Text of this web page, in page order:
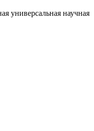
универсальная научная